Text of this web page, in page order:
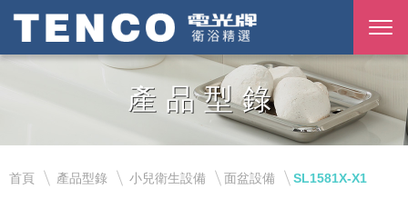
產品型錄
首頁 產品型錄 小兒衛生設備 面盆設備 SL1581X-X1